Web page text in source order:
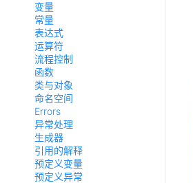
变量
常量
表达式
运算符
流程控制
函数
类与对象
命名空间
Errors
异常处理
生成器
引用的解释
预定义变量
预定义异常